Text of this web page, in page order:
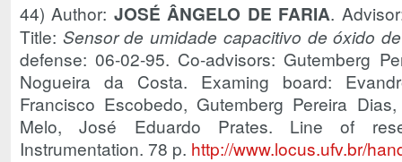
44) Author: JOSÉ ÂNGELO DE FARIA.
Title: Sensor de umidade capacitivo de óxido
defense: 06-02-95. Co-advisors: Gutemberg
Nogueira da Costa. Examing board:
Francisco Escobedo, Gutemberg Pereira
Melo, José Eduardo Prates. Line of
Instrumentation. 78 p. http://www.locus.ufv.br/